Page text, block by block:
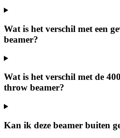
Wat is het verschil met een
beamer?
Wat is het verschil met de
throw beamer?
Kan ik deze beamer buiten